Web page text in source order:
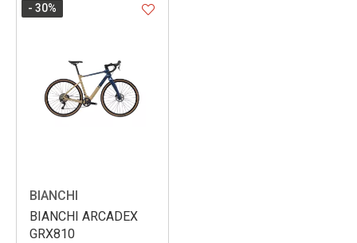
BIANCHI
BIANCHI ARCADEX
GRX810
- 30%